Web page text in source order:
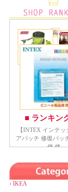
› IKEA